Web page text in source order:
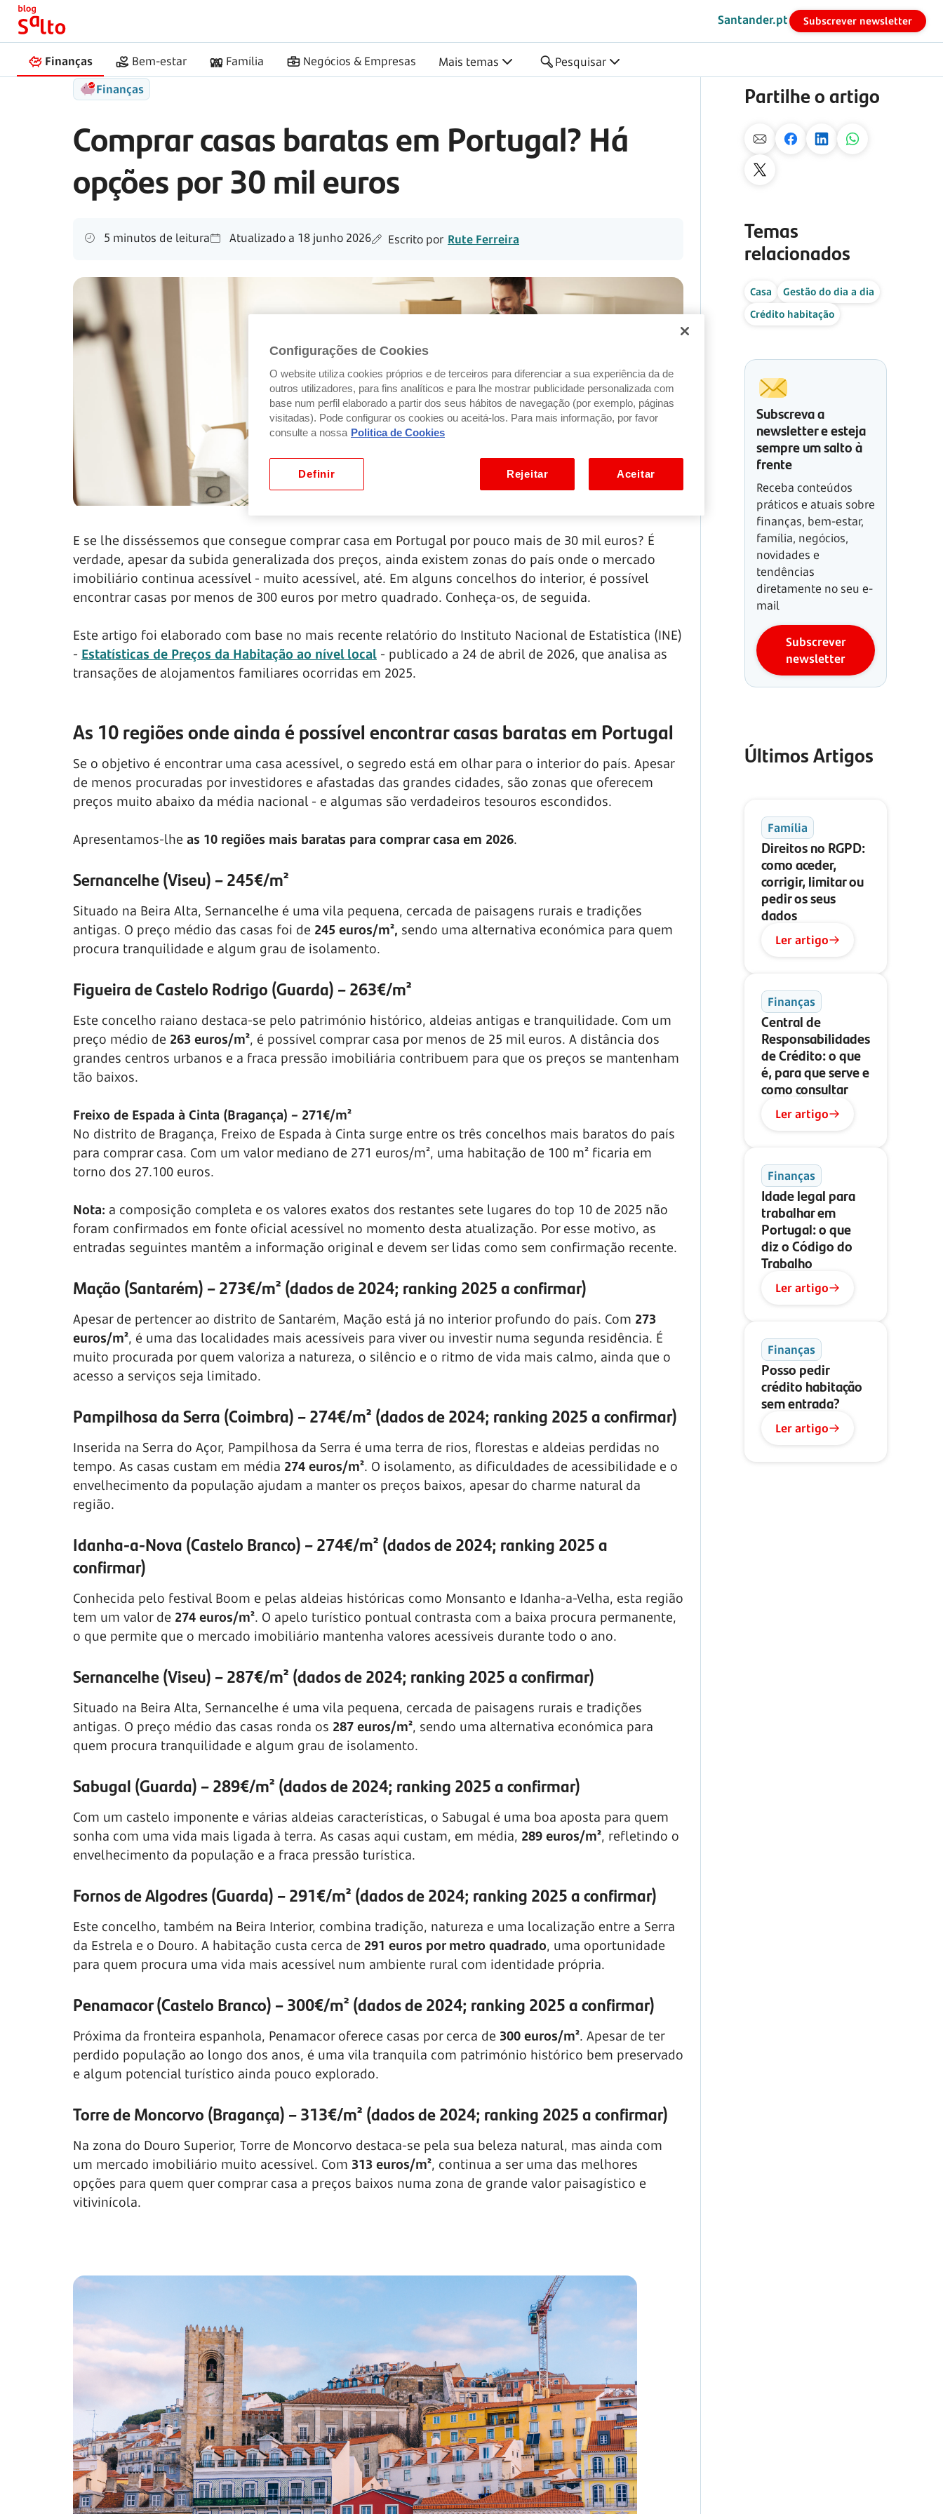
Santander.pt Subscrever newsletter
Finanças Bem-estar Família Negócios & Empresas Mais temas Pesquisar
Início
Finanças
Comprar casas baratas em Portugal? Há
opções por 30 mil euros
5 minutos de leitura Atualizado a 18 junho 2026 Escrito por Rute Ferreira
E se lhe disséssemos que consegue comprar casa em Portugal por pouco mais de 30 mil euros? É
verdade, apesar da subida generalizada dos preços, ainda existem zonas do país onde o mercado
imobiliário continua acessível - muito acessível, até. Em alguns concelhos do interior, é possível
encontrar casas por menos de 300 euros por metro quadrado. Conheça-os, de seguida.
Este artigo foi elaborado com base no mais recente relatório do Instituto Nacional de Estatística (INE)
- Estatísticas de Preços da Habitação ao nível local - publicado a 24 de abril de 2026, que analisa as
transações de alojamentos familiares ocorridas em 2025.
As 10 regiões onde ainda é possível encontrar casas baratas em Portugal
Se o objetivo é encontrar uma casa acessível, o segredo está em olhar para o interior do país. Apesar
de menos procuradas por investidores e afastadas das grandes cidades, são zonas que oferecem
preços muito abaixo da média nacional - e algumas são verdadeiros tesouros escondidos.
Apresentamos-lhe as 10 regiões mais baratas para comprar casa em 2026.
Sernancelhe (Viseu) – 245€/m²
Situado na Beira Alta, Sernancelhe é uma vila pequena, cercada de paisagens rurais e tradições
antigas. O preço médio das casas foi de 245 euros/m², sendo uma alternativa económica para quem
procura tranquilidade e algum grau de isolamento.
Figueira de Castelo Rodrigo (Guarda) – 263€/m²
Este concelho raiano destaca-se pelo património histórico, aldeias antigas e tranquilidade. Com um
preço médio de 263 euros/m², é possível comprar casa por menos de 25 mil euros. A distância dos
grandes centros urbanos e a fraca pressão imobiliária contribuem para que os preços se mantenham
tão baixos.
Freixo de Espada à Cinta (Bragança) – 271€/m²
No distrito de Bragança, Freixo de Espada à Cinta surge entre os três concelhos mais baratos do país
para comprar casa. Com um valor mediano de 271 euros/m², uma habitação de 100 m² ficaria em
torno dos 27.100 euros.
Nota: a composição completa e os valores exatos dos restantes sete lugares do top 10 de 2025 não
foram confirmados em fonte oficial acessível no momento desta atualização. Por esse motivo, as
entradas seguintes mantêm a informação original e devem ser lidas como sem confirmação recente.
Mação (Santarém) – 273€/m² (dados de 2024; ranking 2025 a confirmar)
Apesar de pertencer ao distrito de Santarém, Mação está já no interior profundo do país. Com 273
euros/m², é uma das localidades mais acessíveis para viver ou investir numa segunda residência. É
muito procurada por quem valoriza a natureza, o silêncio e o ritmo de vida mais calmo, ainda que o
acesso a serviços seja limitado.
Pampilhosa da Serra (Coimbra) – 274€/m² (dados de 2024; ranking 2025 a confirmar)
Inserida na Serra do Açor, Pampilhosa da Serra é uma terra de rios, florestas e aldeias perdidas no
tempo. As casas custam em média 274 euros/m². O isolamento, as dificuldades de acessibilidade e o
envelhecimento da população ajudam a manter os preços baixos, apesar do charme natural da
região.
Idanha-a-Nova (Castelo Branco) – 274€/m² (dados de 2024; ranking 2025 a
confirmar)
Conhecida pelo festival Boom e pelas aldeias históricas como Monsanto e Idanha-a-Velha, esta região
tem um valor de 274 euros/m². O apelo turístico pontual contrasta com a baixa procura permanente,
o que permite que o mercado imobiliário mantenha valores acessíveis durante todo o ano.
Sernancelhe (Viseu) – 287€/m² (dados de 2024; ranking 2025 a confirmar)
Situado na Beira Alta, Sernancelhe é uma vila pequena, cercada de paisagens rurais e tradições
antigas. O preço médio das casas ronda os 287 euros/m², sendo uma alternativa económica para
quem procura tranquilidade e algum grau de isolamento.
Sabugal (Guarda) – 289€/m² (dados de 2024; ranking 2025 a confirmar)
Com um castelo imponente e várias aldeias características, o Sabugal é uma boa aposta para quem
sonha com uma vida mais ligada à terra. As casas aqui custam, em média, 289 euros/m², refletindo o
envelhecimento da população e a fraca pressão turística.
Fornos de Algodres (Guarda) – 291€/m² (dados de 2024; ranking 2025 a confirmar)
Este concelho, também na Beira Interior, combina tradição, natureza e uma localização entre a Serra
da Estrela e o Douro. A habitação custa cerca de 291 euros por metro quadrado, uma oportunidade
para quem procura uma vida mais acessível num ambiente rural com identidade própria.
Penamacor (Castelo Branco) – 300€/m² (dados de 2024; ranking 2025 a confirmar)
Próxima da fronteira espanhola, Penamacor oferece casas por cerca de 300 euros/m². Apesar de ter
perdido população ao longo dos anos, é uma vila tranquila com património histórico bem preservado
e algum potencial turístico ainda pouco explorado.
Torre de Moncorvo (Bragança) – 313€/m² (dados de 2024; ranking 2025 a confirmar)
Na zona do Douro Superior, Torre de Moncorvo destaca-se pela sua beleza natural, mas ainda com
um mercado imobiliário muito acessível. Com 313 euros/m², continua a ser uma das melhores
opções para quem quer comprar casa a preços baixos numa zona de grande valor paisagístico e
vitivinícola.
Partilhe o artigo
Temas
relacionados
Casa
Gestão do dia a dia
Crédito habitação
Subscreva a
newsletter e esteja
sempre um salto à
frente
Receba conteúdos
práticos e atuais sobre
finanças, bem-estar,
família, negócios,
novidades e
tendências
diretamente no seu e-
mail
Subscrever
newsletter
Últimos Artigos
Família
Direitos no RGPD:
como aceder,
corrigir, limitar ou
pedir os seus
dados
Ler artigo
Finanças
Central de
Responsabilidades
de Crédito: o que
é, para que serve e
como consultar
Ler artigo
Finanças
Idade legal para
trabalhar em
Portugal: o que
diz o Código do
Trabalho
Ler artigo
Finanças
Posso pedir
crédito habitação
sem entrada?
Ler artigo
Configurações de Cookies
O website utiliza cookies próprios e de terceiros para diferenciar a sua experiência da de
outros utilizadores, para fins analíticos e para lhe mostrar publicidade personalizada com
base num perfil elaborado a partir dos seus hábitos de navegação (por exemplo, páginas
visitadas). Pode configurar os cookies ou aceitá-los. Para mais informação, por favor
consulte a nossa Politica de Cookies
Definir Rejeitar Aceitar